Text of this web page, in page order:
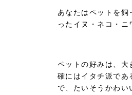
あなたはペットを
ったイヌ・ネコ・ニ
ペットの好みは、大
確にはイタチ派であ
で、たいそうかわい